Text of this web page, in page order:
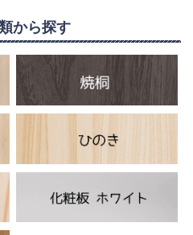
から探す